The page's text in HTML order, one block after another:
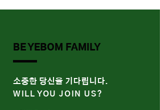
BE YEBOM FAMILY
​소중한 당신을 기다립니다.
WILL YOU JOIN US?